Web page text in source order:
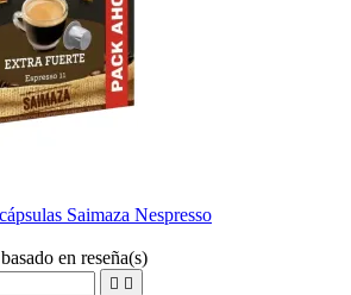
Saimaza Nespresso
en reseña(s)
 